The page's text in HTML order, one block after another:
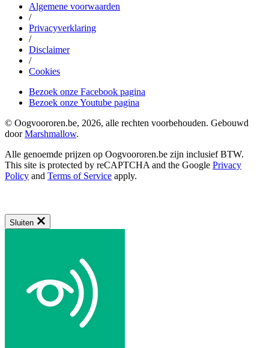
Algemene voorwaarden
/
Privacyverklaring
/
Disclaimer
/
Cookies
Bezoek onze Facebook pagina
Bezoek onze Youtube pagina
© Oogvoororen.be, 2026, alle rechten voorbehouden. Gebouwd
doorMarshmallow.
Alle genoemde prijzen op Oogvoororen.be zijn inclusief BTW.
This site is protected by reCAPTCHA and the Google Privacy
Policy and Terms of Service apply.
Sluiten